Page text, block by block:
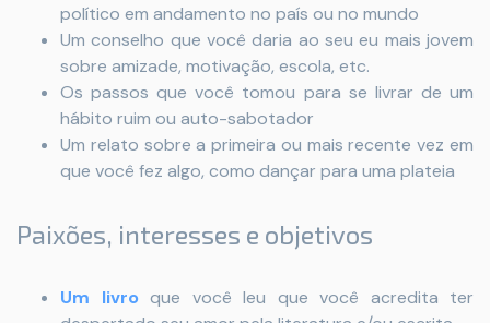
político em andamento no país ou no mundo
Um conselho que você daria ao seu eu mais jovem
sobre amizade, motivação, escola, etc.
Os passos que você tomou para se livrar de um
hábito ruim ou auto-sabotador
Um relato sobre a primeira ou mais recente vez em
que você fez algo, como dançar para uma plateia
Paixões, interesses e objetivos
Um livro que você leu que você acredita ter